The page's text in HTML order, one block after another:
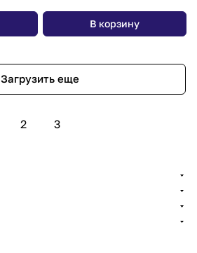
В корзину
Загрузить еще
2 3